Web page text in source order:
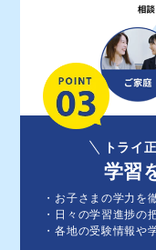
トライ
学習
・お⼦さまの学⼒を
・⽇々の学習進捗の
・各地の受験情報や